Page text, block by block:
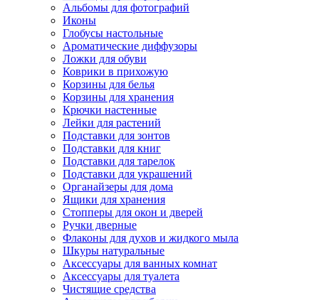
Альбомы для фотографий
Иконы
Глобусы настольные
Ароматические диффузоры
Ложки для обуви
Коврики в прихожую
Корзины для белья
Корзины для хранения
Крючки настенные
Лейки для растений
Подставки для зонтов
Подставки для книг
Подставки для тарелок
Подставки для украшений
Органайзеры для дома
Ящики для хранения
Стопперы для окон и дверей
Ручки дверные
Флаконы для духов и жидкого мыла
Шкуры натуральные
Аксессуары для ванных комнат
Аксессуары для туалета
Чистящие средства